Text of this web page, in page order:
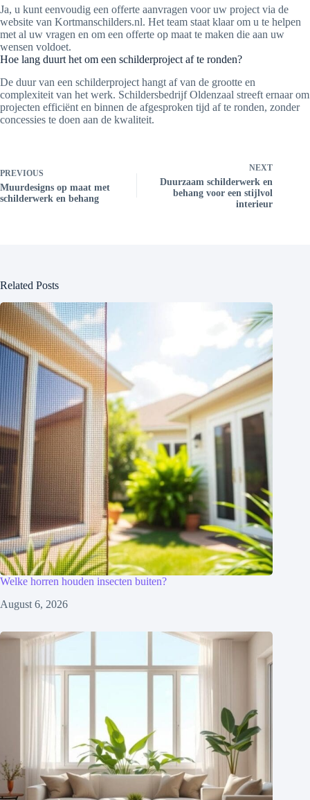
Ja, u kunt eenvoudig een offerte aanvragen voor uw project via de
website van Kortmanschilders.nl. Het team staat klaar om u te helpen
met al uw vragen en om een offerte op maat te maken die aan uw
wensen voldoet.
Hoe lang duurt het om een schilderproject af te ronden?
De duur van een schilderproject hangt af van de grootte en
complexiteit van het werk. Schildersbedrijf Oldenzaal streeft ernaar om
projecten efficiënt en binnen de afgesproken tijd af te ronden, zonder
concessies te doen aan de kwaliteit.
PREVIOUS
Muurdesigns op maat met
schilderwerk en behang
NEXT
Duurzaam schilderwerk en
behang voor een stijlvol
interieur
Related Posts
Welke horren houden insecten buiten?
August 6, 2026